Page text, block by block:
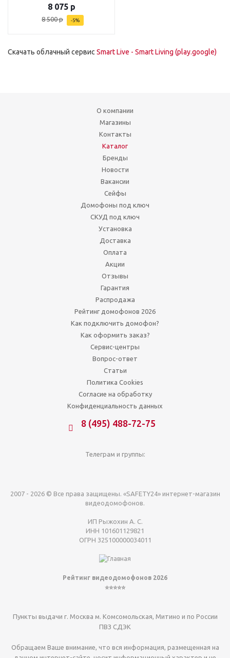
8 075р
8 500р -5%
Скачать облачный сервис Smart Live - Smart Living (play.google)
О компании
Магазины
Контакты
Каталог
Бренды
Новости
Вакансии
Сейфы
Домофоны под ключ
СКУД под ключ
Установка
Доставка
Оплата
Акции
Отзывы
Гарантия
Распродажа
Рейтинг домофонов 2026
Как подключить домофон?
Как оформить заказ?
Сервис-центры
Вопрос-ответ
Статьи
Политика Cookies
Согласие на обработку
Конфиденциальность данных
8 (495) 488-72-75
Телеграм и группы:
2007 - 2026 © Все права защищены. «SAFETY24» интернет-магазин
видеодомофонов.
ИП Рыжохин А. С.
ИНН 101601129821
ОГРН 325100000034011
Рейтинг видеодомофонов 2026
⭐⭐⭐⭐⭐
Пункты выдачи г. Москва м. Комсомольская, Митино и по России
ПВЗ СДЭК
Обращаем Ваше внимание, что вся информация, размещенная на